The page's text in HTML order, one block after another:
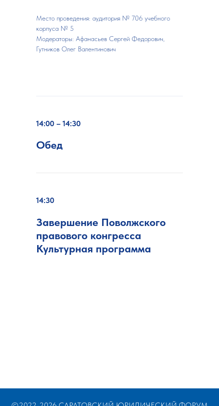
Место проведения: аудитория № 706 учебного
корпуса № 5
Модераторы: Афанасьев Сергей Федорович,
Гутников Олег Валентинович
14:00 – 14:30
Обед
14:30
Завершение Поволжского
правового конгресса
Культурная программа